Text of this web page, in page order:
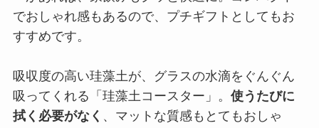
でおしゃれ感もあるので、プチギフトとしてもお
すすめです。
吸収度の高い珪藻土が、グラスの水滴をぐんぐん
吸ってくれる「珪藻土コースター」。 使うたびに
拭く必要がなく 、マットな質感もとてもおしゃ